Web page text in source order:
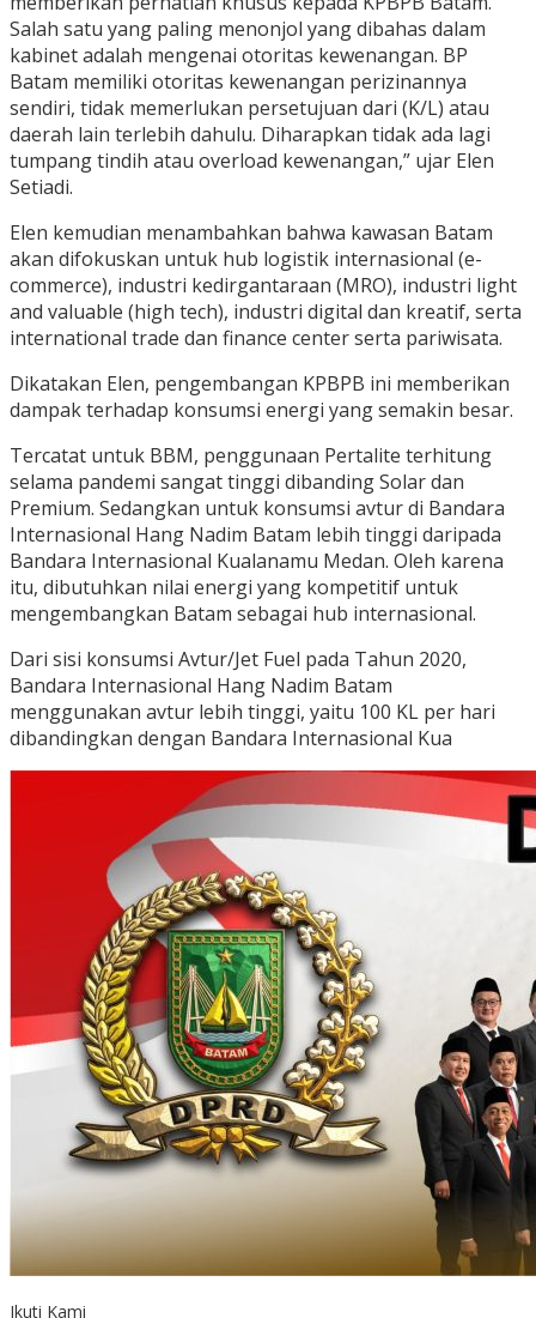
Salah satu yang paling menonjol yang dibahas dalam
kabinet adalah mengenai otoritas kewenangan. BP
Batam memiliki otoritas kewenangan perizinannya
sendiri, tidak memerlukan persetujuan dari (K/L) atau
daerah lain terlebih dahulu. Diharapkan tidak ada lagi
tumpang tindih atau overload kewenangan,” ujar Elen
Setiadi.
Elen kemudian menambahkan bahwa kawasan Batam
akan difokuskan untuk hub logistik internasional (e-
commerce), industri kedirgantaraan (MRO), industri light
and valuable (high tech), industri digital dan kreatif, serta
international trade dan finance center serta pariwisata.
Dikatakan Elen, pengembangan KPBPB ini memberikan
dampak terhadap konsumsi energi yang semakin besar.
Tercatat untuk BBM, penggunaan Pertalite terhitung
selama pandemi sangat tinggi dibanding Solar dan
Premium. Sedangkan untuk konsumsi avtur di Bandara
Internasional Hang Nadim Batam lebih tinggi daripada
Bandara Internasional Kualanamu Medan. Oleh karena
itu, dibutuhkan nilai energi yang kompetitif untuk
mengembangkan Batam sebagai hub internasional.
Dari sisi konsumsi Avtur/Jet Fuel pada Tahun 2020,
Bandara Internasional Hang Nadim Batam
menggunakan avtur lebih tinggi, yaitu 100 KL per hari
dibandingkan dengan Bandara Internasional Kua
Ikuti Kami